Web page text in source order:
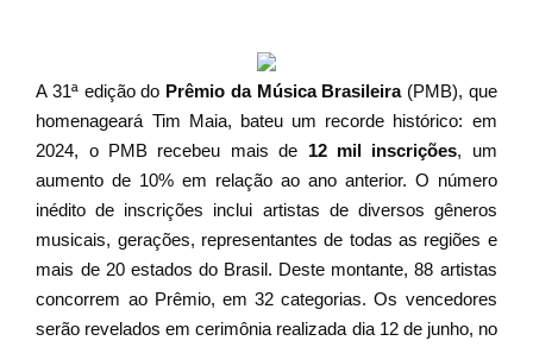
A 31ª edição do Prêmio da Música Brasileira(PMB), que
homenageará Tim Maia, bateu um recorde histórico: em
2024, o PMB recebeu mais de 12 mil inscrições, um
aumento de 10% em relação ao ano anterior. O número
inédito de inscrições inclui artistas de diversos gêneros
musicais, gerações, representantes de todas as regiões e
mais de 20 estados do Brasil. Deste montante, 88 artistas
concorrem ao Prêmio, em 32 categorias. Os vencedores
serão revelados em cerimônia realizada dia 12 de junho, no